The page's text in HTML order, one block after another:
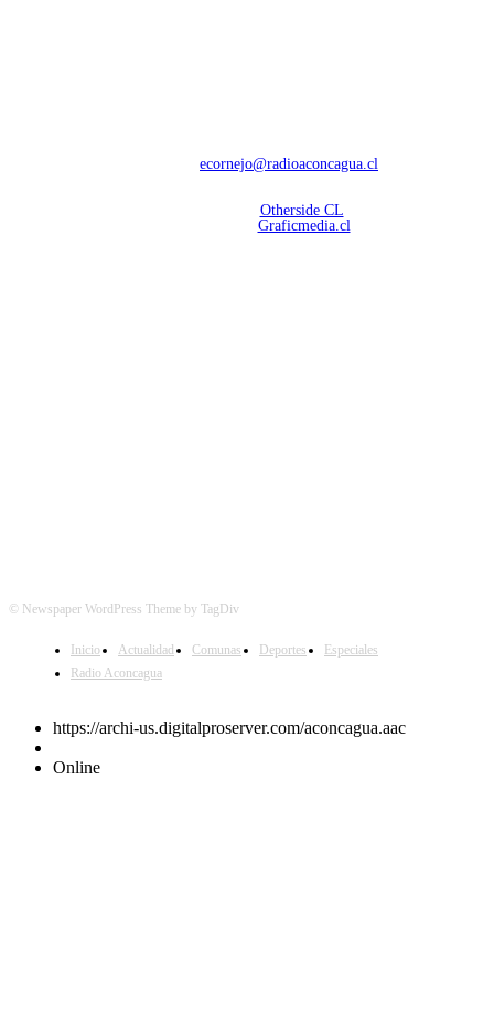
ecornejo@radioaconcagua.cl
Otherside CL
Graficmedia.cl
© Newspaper WordPress Theme by TagDiv
Inicio Actualidad Comunas Deportes
Especiales
Radio Aconcagua
https://archi-us.digitalproserver.com/aconcagua.aac
Online